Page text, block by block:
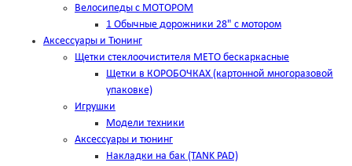
Велосипеды с МОТОРОМ
1 Обычные дорожники 28" с мотором
Аксессуары и Тюнинг
Щетки стеклоочистителя METO бескаркасные
Щетки в КОРОБОЧКАХ (картонной многоразовой
упаковке)
Игрушки
Модели техники
Аксессуары и тюнинг
Накладки на бак (TANK PAD)